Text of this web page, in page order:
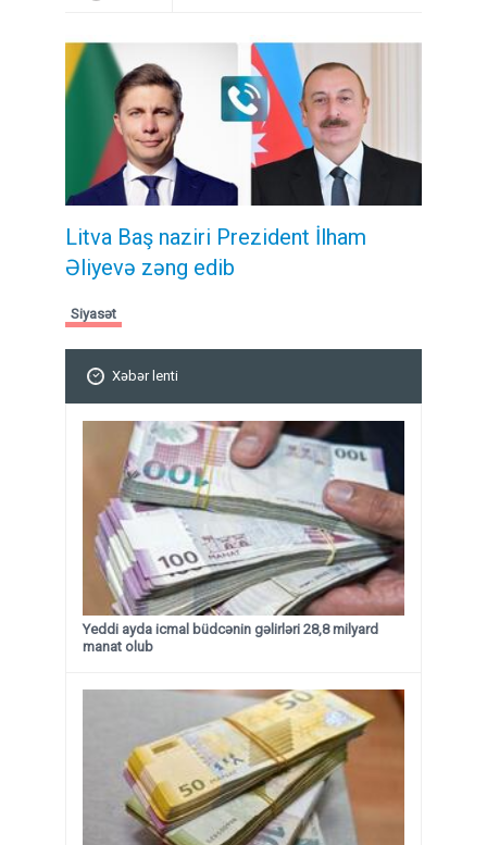
Litva Baş naziri Prezident İlham
Əliyevə zəng edib
Siyasət
Xəbər lenti
Yeddi ayda icmal büdcənin gəlirləri 28,8 milyard
manat olub